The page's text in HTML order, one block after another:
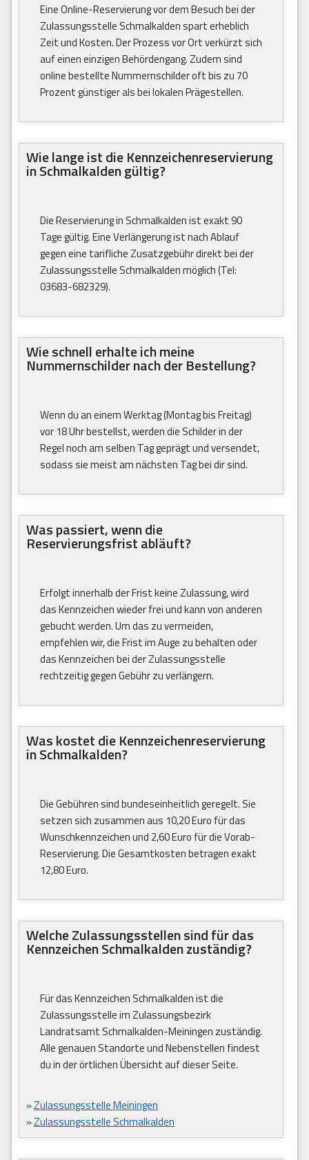
Eine Online-Reservierung vor dem Besuch bei der
Zulassungsstelle Schmalkalden spart erheblich
Zeit und Kosten. Der Prozess vor Ort verkürzt sich
auf einen einzigen Behördengang. Zudem sind
online bestellte Nummernschilder oft bis zu 70
Prozent günstiger als bei lokalen Prägestellen.
Wie lange ist die Kennzeichenreservierung
in Schmalkalden gültig?
Die Reservierung in Schmalkalden ist exakt 90
Tage gültig. Eine Verlängerung ist nach Ablauf
gegen eine tarifliche Zusatzgebühr direkt bei der
Zulassungsstelle Schmalkalden möglich (Tel:
03683-682329).
Wie schnell erhalte ich meine
Nummernschilder nach der Bestellung?
Wenn du an einem Werktag (Montag bis Freitag)
vor 18 Uhr bestellst, werden die Schilder in der
Regel noch am selben Tag geprägt und versendet,
sodass sie meist am nächsten Tag bei dir sind.
Was passiert, wenn die
Reservierungsfrist abläuft?
Erfolgt innerhalb der Frist keine Zulassung, wird
das Kennzeichen wieder frei und kann von anderen
gebucht werden. Um das zu vermeiden,
empfehlen wir, die Frist im Auge zu behalten oder
das Kennzeichen bei der Zulassungsstelle
rechtzeitig gegen Gebühr zu verlängern.
Was kostet die Kennzeichenreservierung
in Schmalkalden?
Die Gebühren sind bundeseinheitlich geregelt. Sie
setzen sich zusammen aus 10,20 Euro für das
Wunschkennzeichen und 2,60 Euro für die Vorab-
Reservierung. Die Gesamtkosten betragen exakt
12,80 Euro.
Welche Zulassungsstellen sind für das
Kennzeichen Schmalkalden zuständig?
Für das Kennzeichen Schmalkalden ist die
Zulassungsstelle im Zulassungsbezirk
Landratsamt Schmalkalden-Meiningen zuständig.
Alle genauen Standorte und Nebenstellen findest
du in der örtlichen Übersicht auf dieser Seite.
»Zulassungsstelle Meiningen
»Zulassungsstelle Schmalkalden